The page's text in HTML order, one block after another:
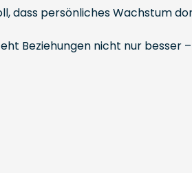
dass persönliches Wachstum
Beziehungen nicht nur besser